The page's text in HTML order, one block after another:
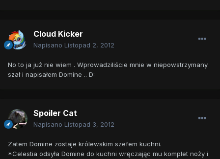
Cloud Kicker
Napisano Listopad 2, 2012
No to ja już nie wiem . Wprowadziliście mnie w niepowstrzymany
szał i napisałem Domine .. D:
Spoiler Cat
Napisano Listopad 3, 2012
Zatem Domine zostaje królewskim szefem kuchni.
*Celestia odsyła Domine do kuchni wręczając mu komplet noży i